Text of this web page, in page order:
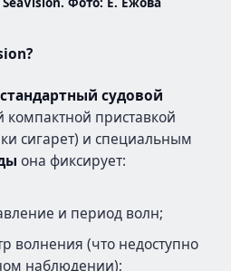
стандартный судовой
приставкой
сигарет) и специальным
она фиксирует:
и период волн;
волнения (что недоступно
наблюдении);